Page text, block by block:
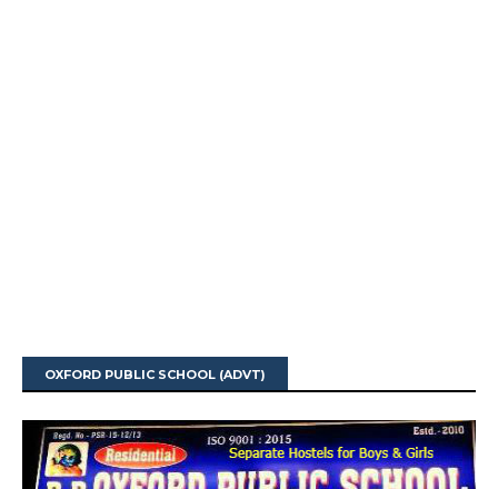
OXFORD PUBLIC SCHOOL (ADVT)